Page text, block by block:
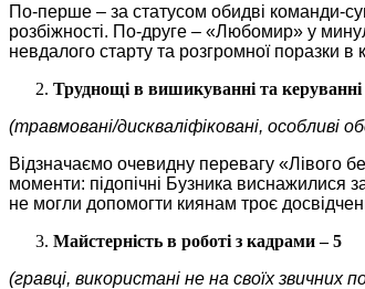
По-перше – за статусом обидві команди-
розбіжності. По-друге – «Любомир» у
невдалого старту та розгромної поразки
Труднощі в вишикуванні та керуванні
(травмовані/дискваліфіковані, особливі
Відзначаємо очевидну перевагу «Лівого
моменти: підопічні Бузника виснажилися
не могли допомогти киянам троє
Майстерність в роботі з кадрами – 5
(гравці, використані не на своїх звичних